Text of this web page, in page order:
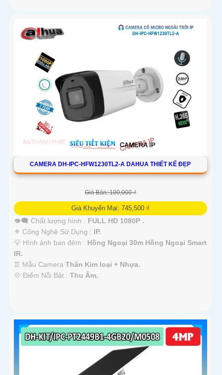
CAMERA DH-IPC-HFW1230TL2-A DAHUA THIẾT KẾ ĐẸP
Giá Bán: 100,000 ₫
Giá Khuyến Mại: 745,500 ₫
👁️‍🗨 Chất lượng hình : FULL HD 1080P .
⚜️ Công Nghệ Sử Dụng : IP.
💡 Hình ảnh ban đêm : Hồng Ngoại 30m Hồng Ngoại Smart
IR.
♊ Mẫu Camera Thân Kim loại + Nhựa.
️💠 Điểm Nỗi Bật : Thu Âm.